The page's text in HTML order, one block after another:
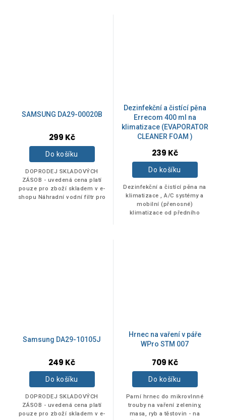
SAMSUNG DA29-00020B
299 Kč
Do košíku
DOPRODEJ SKLADOVÝCH
ZÁSOB - uvedená cena platí
pouze pro zboží skladem v e-
shopu Náhradní vodní filtr pro
Dezinfekční a čistící pěna
Errecom 400 ml na
klimatizace (EVAPORATOR
CLEANER FOAM )
Průměrné
hodnocení
produktu
je
5,0
z
5
hvězdiček.
239 Kč
Do košíku
Dezinfekční a čistící pěna na
klimatizace , A/C systémy a
mobilní (přenosné)
klimatizace od předního
Samsung DA29-10105J
Průměrné
hodnocení
produktu
je
3,0
z
5
249 Kč
Do košíku
DOPRODEJ SKLADOVÝCH
ZÁSOB - uvedená cena platí
pouze pro zboží skladem v e-
Hrnec na vaření v páře
WPro STM 007
Průměrné
hodnocení
produktu
je
5,0
z
5
709 Kč
Do košíku
Parní hrnec do mikrovlnné
trouby na vaření zeleniny,
masa, ryb a těstovin - na